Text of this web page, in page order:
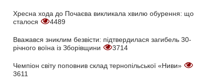
Хресна хода до Почаєва викликала хвилю обурення: що
сталося
4489
Вважався зниклим безвісти: підтвердилася загибель 30-
річного воїна із Зборівщини
3714
Чемпіон світу поповнив склад тернопільської «Ниви»
3611